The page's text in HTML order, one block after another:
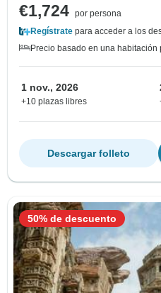
€1,724 por persona
Regístrate para acceder a los
Precio basado en una habitación
1 nov., 2026
+10 plazas libres
Descargar folleto
50% de descuento